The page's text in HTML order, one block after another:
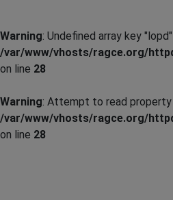
Warning: Undefined array key
/var/www/vhosts/ragce.org/
on line 28
Warning: Attempt to read property
/var/www/vhosts/ragce.org/
on line 28